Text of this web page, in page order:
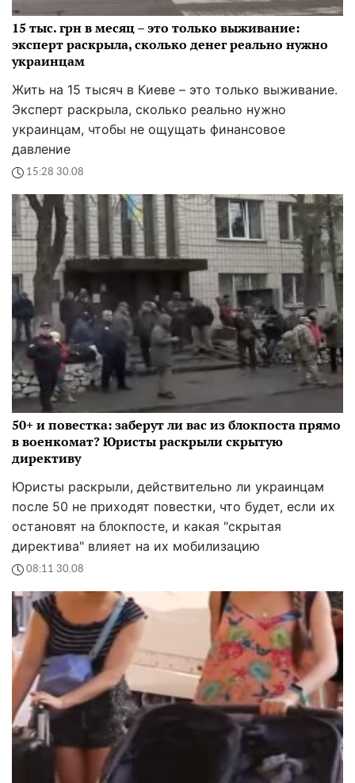
15 тыс. грн в месяц – это только выживание:
эксперт раскрыла, сколько денег реально нужно
украинцам
Жить на 15 тысяч в Киеве – это только выживание.
Эксперт раскрыла, сколько реально нужно
украинцам, чтобы не ощущать финансовое
давление
15:28 30.08
50+ и повестка: заберут ли вас из блокпоста прямо
в военкомат? Юристы раскрыли скрытую
директиву
Юристы раскрыли, действительно ли украинцам
после 50 не приходят повестки, что будет, если их
остановят на блокпосте, и какая "скрытая
директива" влияет на их мобилизацию
08:11 30.08